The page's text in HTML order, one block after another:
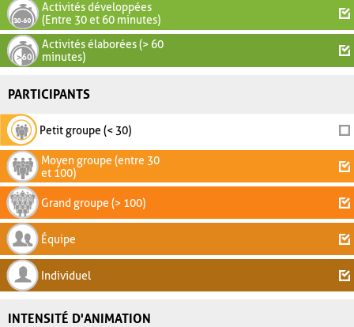
Activités développées
(Entre 30 et 60 minutes)
Activités élaborées (> 60
minutes)
PARTICIPANTS
Petit groupe (< 30)
Moyen groupe (entre 30
et 100)
Grand groupe (> 100)
Équipe
Individuel
INTENSITÉ D'ANIMATION